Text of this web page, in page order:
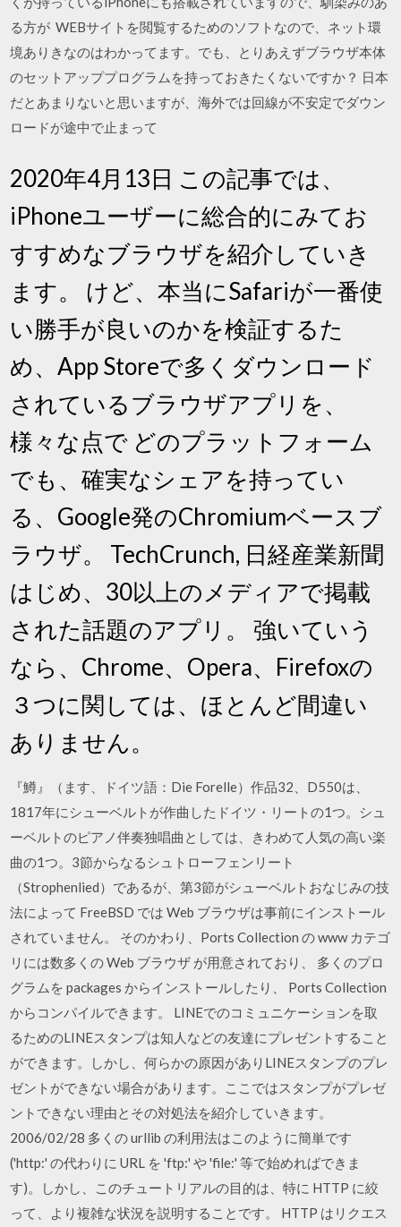
る方が WEBサイトを閲覧するためのソフトなので、ネット環
境ありきなのはわかってます。でも、とりあえずブラウザ本体
のセットアッププログラムを持っておきたくないですか？ 日本
だとあまりないと思いますが、海外では回線が不安定でダウン
ロードが途中で止まって
2020年4月13日 この記事では、
iPhoneユーザーに総合的にみてお
すすめなブラウザを紹介していき
ます。 けど、本当にSafariが一番使
い勝手が良いのかを検証するた
め、App Storeで多くダウンロード
されているブラウザアプリを、
様々な点で どのプラットフォーム
でも、確実なシェアを持ってい
る、Google発のChromiumベースブ
ラウザ。 TechCrunch, 日経産業新聞
はじめ、30以上のメディアで掲載
された話題のアプリ。 強いていう
なら、Chrome、Opera、Firefoxの
３つに関しては、ほとんど間違い
ありません。
『鱒』（ます、ドイツ語：Die Forelle）作品32、D550は、
1817年にシューベルトが作曲したドイツ・リートの1つ。シュ
ーベルトのピアノ伴奏独唱曲としては、きわめて人気の高い楽
曲の1つ。3節からなるシュトローフェンリート
（Strophenlied）であるが、第3節がシューベルトおなじみの技
法によって FreeBSD では Web ブラウザは事前にインストール
されていません。 そのかわり、Ports Collection の www カテゴ
リには数多くの Web ブラウザ が用意されており、 多くのプロ
グラムを packages からインストールしたり、 Ports Collection
からコンパイルできます。 LINEでのコミュニケーションを取
るためのLINEスタンプは知人などの友達にプレゼントすること
ができます。しかし、何らかの原因がありLINEスタンプのプレ
ゼントができない場合があります。ここではスタンプがプレゼ
ントできない理由とその対処法を紹介していきます。
2006/02/28 多くの urllib の利用法はこのように簡単です
('http:' の代わりに URL を 'ftp:' や 'file:' 等で始めればできま
す)。しかし、このチュートリアルの目的は、特に HTTP に絞
って、より複雑な状況を説明することです。 HTTP はリクエス